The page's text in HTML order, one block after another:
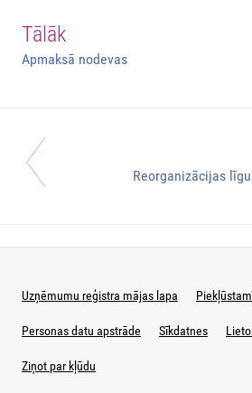
Tālāk
Apmaksā nodevas
Reorganizācijas
Uzņēmumu reģistra mājas lapa
Personas datu apstrāde Sīkdatnes
Ziņot par kļūdu